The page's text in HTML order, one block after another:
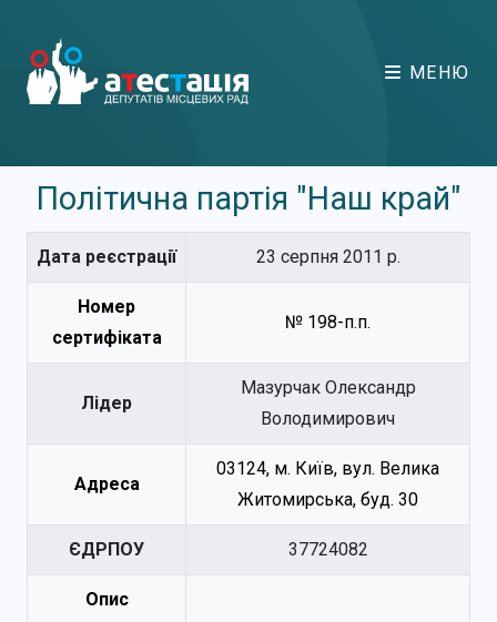
МЕНЮ
Політична партія "Наш край"
Дата реєстрації 23 серпня 2011 р.
Номер
сертифіката
№ 198-п.п.
Лідер
Мазурчак Олександр
Володимирович
Адреса
03124, м. Київ, вул. Велика
Житомирська, буд. 30
ЄДРПОУ 37724082
Опис